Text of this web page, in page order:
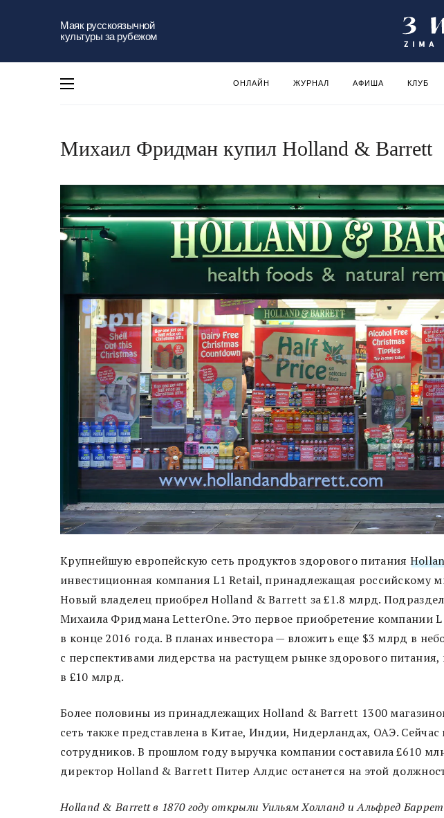
Маяк русскоязычной
культуры за рубежом
ОНЛАЙН ЖУРНАЛ АФИША КЛУБ
Михаил Фридман купил Holland & Barrett
Крупнейшую европейскую сеть продуктов здорового питания
инвестиционная компания L1 Retail, принадлежащая российскому
Новый владелец приобрел Holland & Barrett за £1.8 млрд.
Михаила Фридмана LetterOne. Это первое приобретение компании
в конце 2016 года. В планах инвестора — вложить еще $3 млрд в
с перспективами лидерства на растущем рынке здорового
в £10 млрд.
Более половины из принадлежащих Holland & Barrett 1300
сеть также представлена в Китае, Индии, Нидерландах, ОАЭ.
сотрудников. В прошлом году выручка компании составила £610
директор Holland & Barrett Питер Алдис останется на этой
Holland & Barrett в 1870 году открыли Уильям Холланд и Альфред